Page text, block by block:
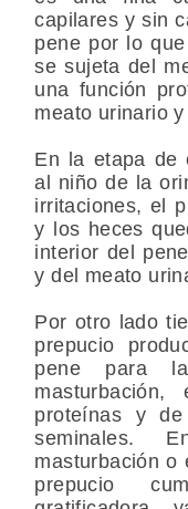
capilares y sin
pene por lo
se sujeta del
una función
meato urinario
En la etapa de
al niño de la
irritaciones, el
y los heces
interior del
y del meato
Por otro lado
prepucio
pene para
proteínas y
seminales.
masturbación o
prepucio